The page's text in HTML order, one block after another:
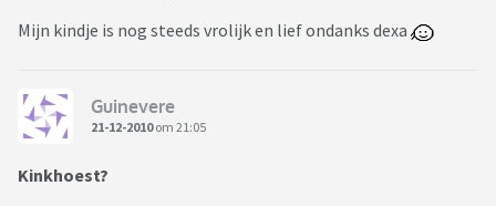
Mijn kindje is nog steeds vrolijk en lief ondanks dexa
Guinevere
21-12-2010om 21:05
Kinkhoest?